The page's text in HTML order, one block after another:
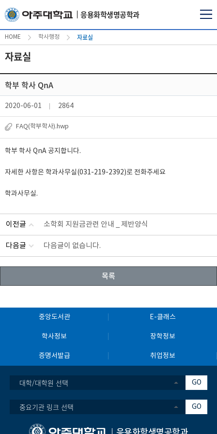
응용화학생명공학과
HOME 학사행정 자료실
자료실
학부 학사 QnA
2020-06-01 2864
FAQ(학부학사).hwp
학부 학사 QnA 공지합니다.
자세한 사항은 학과사무실(031-219-2392)로 전화주세요
학과사무실.
이전글 소학회 지원금관련 안내 _ 제반양식
다음글 다음글이 없습니다.
목록
중앙도서관 E-클래스
학사정보 장학정보
증명서발급 취업정보
대학/대학원 선택 GO
중요기관 링크 선택 GO